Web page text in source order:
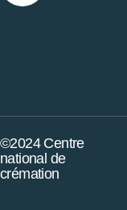
©2024 Centre
national de
crémation